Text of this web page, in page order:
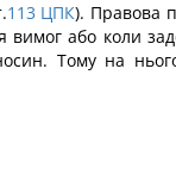
113 ЦПК). Правова
або коли
Тому на